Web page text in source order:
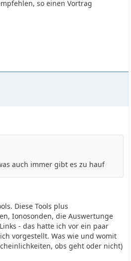
so einen Vortrag
auch immer gibt es zu hauf
Diese Tools plus
Ionosonden, die Auswertunge
- das hatte ich vor ein paar
vorgestellt. Was wie und womit
obs geht oder nicht)